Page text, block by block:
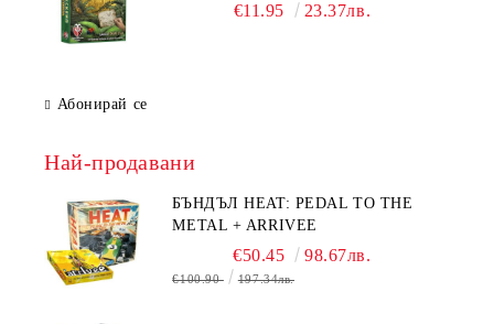
€11.95 23.37лв.
Абонирай се
Най-продавани
БЪНДЪЛ HEAT: PEDAL TO THE
METAL + ARRIVEE
€50.45 98.67лв.
€100.90 197.34лв.